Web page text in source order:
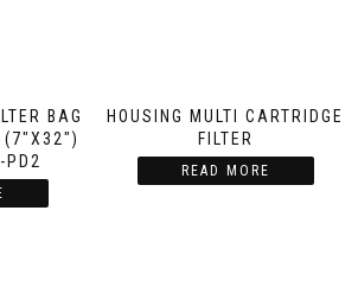
BAG
PD2
HOUSING MULTI CARTRIDGE
FILTER
READ MORE